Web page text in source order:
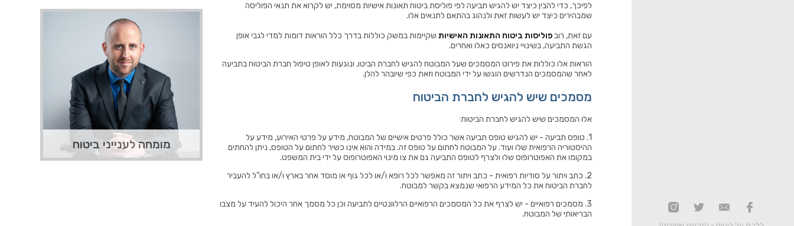
לפיכך, כדי להבין כיצד יש להגיש תביעה לפי פוליסת ביטוח תאונות אישיות מסוימת, יש לקרוא את תנאי הפוליסה
שמבהירים כיצד יש לעשות זאת ולנהוג בהתאם לתנאים אלו.
עם זאת, רובפוליסות ביטוח התאונות האישיות שקיימות במשק כוללות בדרך כלל הוראות דומות למדי לגבי אופן
הגשת התביעה, בשינויי ניואנסים כאלו ואחרים.
הוראות אלו כוללות את פירוט המסמכים שעל המבוטח להגיש לחברת הביטו, ונוגעות לאופן טיפול חברת הביטוח בתביעה
לאחר שהמסמכים הנדרשים הוגשו על ידי המבוטח וזאת כפי שיובהר להלן.
מסמכים שיש להגיש לחברת הביטוח
אלו המסמכים שיש להגיש לחברת הביטוח:
1. טופס תביעה - יש להגיש טופס תביעה אשר כולל פרטים אישיים של המבוטח, מידע על פרטי האירוע, מידע על
ההיסטוריה הרפואית שלו ועוד. על המבוטח לחתום על טופס זה. במידה והוא אינו כשיר לחתום על הטופס, ניתן להחתים
במקומו את האפוטרופוס שלו ולצרף לטופס התביעה גם את צו מינוי האפוטרופוס על ידי בית המשפט.
2. כתב ויתור על סודיות רפואית - כתב ויתור זה מאפשר לכל רופא ו/או לכל גוף או מוסד אחר בארץ ו/או בחו"ל להעביר
לחברת הביטוח את כל המידע הרפואי שנמצא בקשר למבוטח.
3. מסמכים רפואיים - יש לצרף את כל המסמכים הרפואיים הרלוונטיים לתביעה וכן כל מסמך אחר היכול להעיד על מצבו
הבריאותי של המבוטח.
מומחה לענייני ביטוח
עו"ד תומר לינר
תומר לינר הנו עורך דין מומחה בתחום
הביטוח, שייצג אלפי לקוחות מרוצים
בתביעות ביטוח מורכבות והצליח להשיג
עבורם את מלוא כספי הביטוח בהתאם
לפוליסה וזאת במקרים של דחיות ביטוח
לא מוצדקות על ידי חברת הביטוח.